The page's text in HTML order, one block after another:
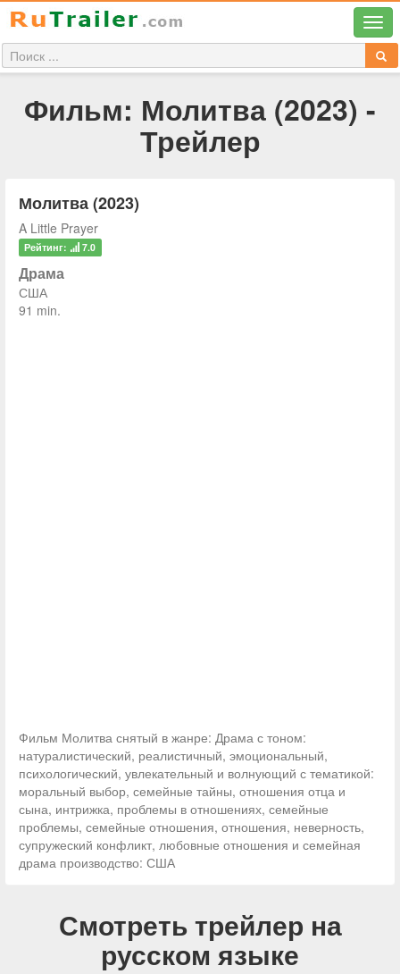
Фильм: Молитва (2023) -
Трейлер
Молитва (2023)
A Little Prayer
Рейтинг: 7.0
Драма
США
91 min.
Фильм Молитва снятый в жанре: Драма с тоном:
натуралистический, реалистичный, эмоциональный,
психологический, увлекательный и волнующий с тематикой:
моральный выбор, семейные тайны, отношения отца и
сына, интрижка, проблемы в отношениях, семейные
проблемы, семейные отношения, отношения, неверность,
супружеский конфликт, любовные отношения и семейная
драма производство: США
Смотреть трейлер на
русском языке